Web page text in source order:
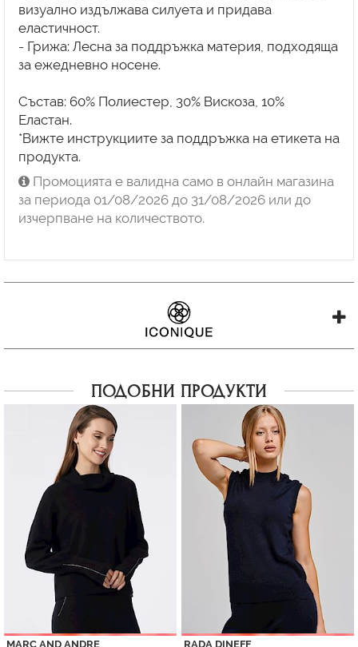
визуално издължава силуета и придава
еластичност.
- Грижа: Лесна за поддръжка материя, подходяща
за ежедневно носене.
Състав: 60% Полиестер, 30% Вискоза, 10%
Еластан.
*Вижте инструкциите за поддръжка на етикета на
продукта.
Промоцията е валидна само в онлайн магазина
за периода 01/08/2026 до 31/08/2026 или до
изчерпване на количеството.
ПОДОБНИ ПРОДУКТИ
MARC AND ANDRE RADA DINEFF